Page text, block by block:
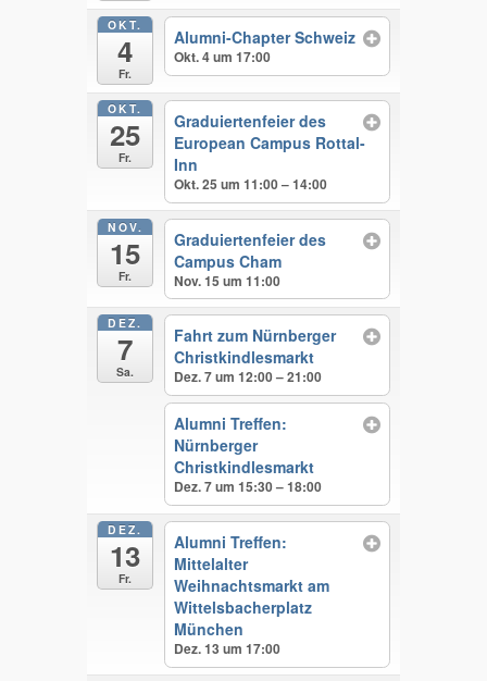
OKT.
4
Fr.
Alumni-Chapter Schweiz
Okt. 4 um 17:00
OKT.
25
Fr.
Graduiertenfeier des
European Campus Rottal-
Inn
Okt. 25 um 11:00 – 14:00
NOV.
15
Fr.
Graduiertenfeier des
Campus Cham
Nov. 15 um 11:00
DEZ.
7
Sa.
Fahrt zum Nürnberger
Christkindlesmarkt
Dez. 7 um 12:00 – 21:00
Alumni Treffen:
Nürnberger
Christkindlesmarkt
Dez. 7 um 15:30 – 18:00
DEZ.
13
Fr.
Alumni Treffen:
Mittelalter
Weihnachtsmarkt am
Wittelsbacherplatz
München
Dez. 13 um 17:00